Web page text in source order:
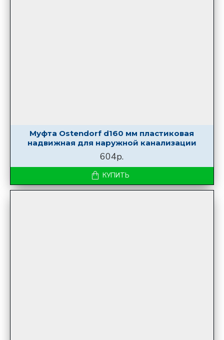
Муфта Ostendorf d160 мм пластиковая
надвижная для наружной канализации
604р.
КУПИТЬ